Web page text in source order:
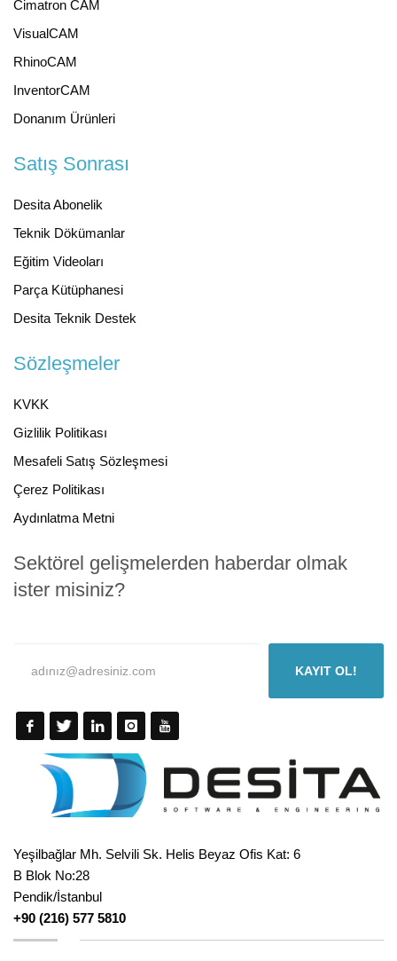
Cimatron CAM
VisualCAM
RhinoCAM
InventorCAM
Donanım Ürünleri
Satış Sonrası
Desita Abonelik
Teknik Dökümanlar
Eğitim Videoları
Parça Kütüphanesi
Desita Teknik Destek
Sözleşmeler
KVKK
Gizlilik Politikası
Mesafeli Satış Sözleşmesi
Çerez Politikası
Aydınlatma Metni
Sektörel gelişmelerden haberdar olmak
ister misiniz?
KAYIT OL!
Yeşilbağlar Mh. Selvili Sk. Helis Beyaz Ofis Kat: 6
B Blok No:28
Pendik/İstanbul
+90 (216) 577 5810